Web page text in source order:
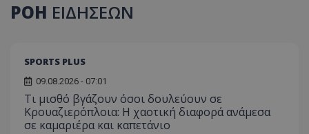
ΡΟΗ ΕΙΔΗΣΕΩΝ
SPORTS PLUS
09.08.2026 - 07:01
Τι μισθό βγάζουν όσοι δουλεύουν σε
Κρουαζιερόπλοια: Η χαοτική διαφορά ανάμεσα
σε καμαριέρα και καπετάνιο